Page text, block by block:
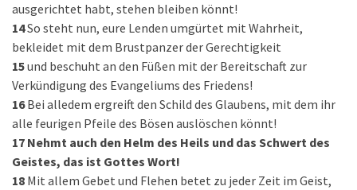
ausgerichtet habt, stehen bleiben könnt!
14So steht nun, eure Lenden umgürtet mit Wahrheit,
bekleidet mit dem Brustpanzer der Gerechtigkeit
15und beschuht an den Füßen mit der Bereitschaft zur
Verkündigung des Evangeliums des Friedens!
16 Bei alledem ergreift den Schild des Glaubens, mit dem ihr
alle feurigen Pfeile des Bösen auslöschen könnt!
17 Nehmt auch den Helm des Heils und das Schwert des
Geistes, das ist Gottes Wort!
18 Mit allem Gebet und Flehen betet zu jeder Zeit im Geist,